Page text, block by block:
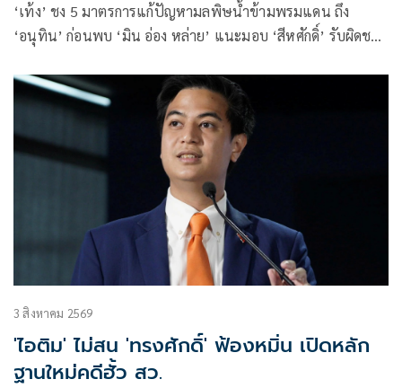
‘เท้ง’ ชง 5 มาตรการแก้ปัญหามลพิษน้ำข้ามพรมแดน ถึง
‘อนุทิน’ ก่อนพบ ‘มิน อ่อง หล่าย’ แนะมอบ ‘สีหศักดิ์’ รับผิดชอบ
3 สิงหาคม 2569
'ไอติม' ไม่สน 'ทรงศักดิ์' ฟ้องหมิ่น เปิดหลัก
ฐานใหม่คดีฮั้ว สว.